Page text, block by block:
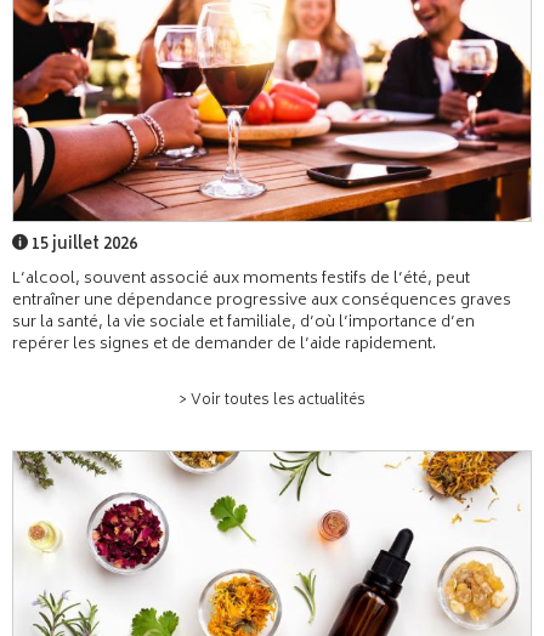
15 juillet 2026
L’alcool, souvent associé aux moments festifs de l’été, peut
entraîner une dépendance progressive aux conséquences graves
sur la santé, la vie sociale et familiale, d’où l’importance d’en
repérer les signes et de demander de l’aide rapidement.
> Voir toutes les actualités